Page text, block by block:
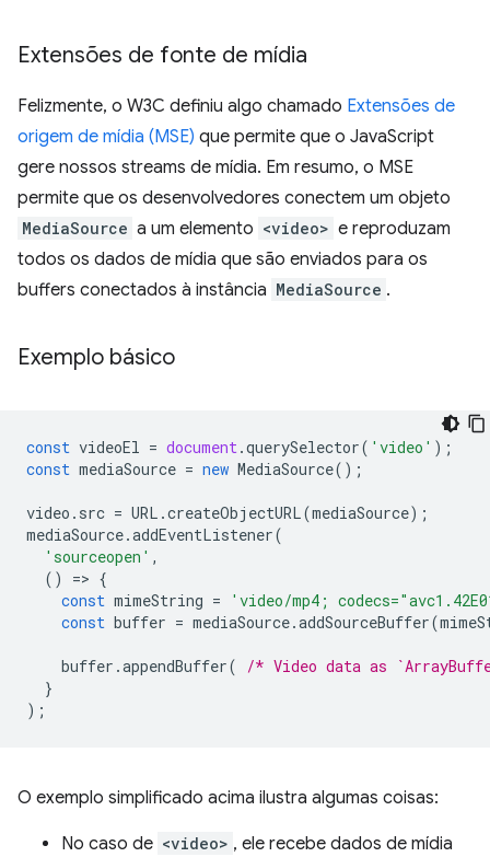
Extensões de fonte de mídia
Felizmente, o W3C definiu algo chamado Extensões de
origem de mídia (MSE) que permite que o JavaScript
gere nossos streams de mídia. Em resumo, o MSE
permite que os desenvolvedores conectem um objeto
MediaSource a um elemento <video> e reproduzam
todos os dados de mídia que são enviados para os
buffers conectados à instância MediaSource .
Exemplo básico
const videoEl = document.querySelector( 'video' );
const mediaSource = new MediaSource();
video . src = URL .createObjectURL(mediaSource);
mediaSource.addEventListener(
'sourceopen' ,
()
=> {
const mimeString =
'video/mp4;
const buffer = mediaSource.addSourceBuffer(
buffer .appendBuffer(
/* Video data as
}
);
O exemplo simplificado acima ilustra algumas coisas:
No caso de <video> , ele recebe dados de mídia